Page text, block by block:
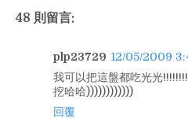
48 則留言:
plp23729 12/05/2009
我可以把這盤都吃光光
挖哈哈))))))))))))
回覆